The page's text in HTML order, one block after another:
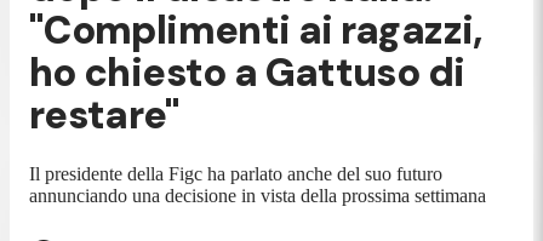
"Complimenti ai ragazzi,
ho chiesto a Gattuso di
restare"
Il presidente della Figc ha parlato anche del suo futuro
annunciando una decisione in vista della prossima settimana